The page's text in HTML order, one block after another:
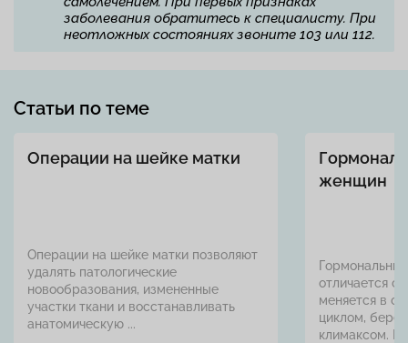
заболевания обратитесь к специалисту. При
неотложных состояниях звоните 103 или 112.
Статьи по теме
Операции на шейке матки
Операции на шейке матки позволяют
удалять патологические
новообразования, измененные
участки ткани и восстанавливать
анатомическую ...
женщин
отличается
меняется в
циклом,
климаксом. В